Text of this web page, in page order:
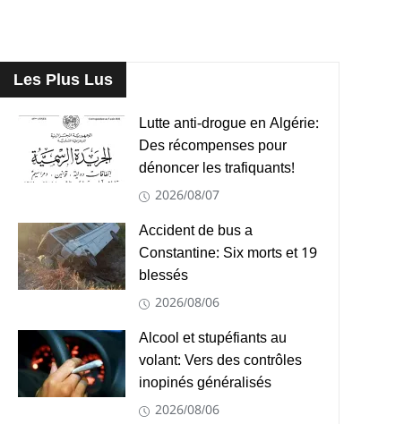
Les Plus Lus
Lutte anti-drogue en Algérie:
Des récompenses pour
dénoncer les trafiquants!
2026/08/07
Accident de bus a
Constantine: Six morts et 19
blessés
2026/08/06
Alcool et stupéfiants au
volant: Vers des contrôles
inopinés généralisés
2026/08/06